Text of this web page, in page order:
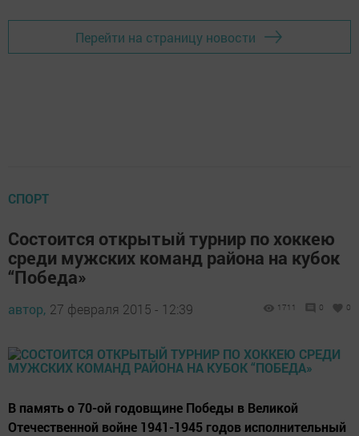
Перейти на страницу новости
СПОРТ
Состоится открытый турнир по хоккею
среди мужских команд района на кубок
“Победа»
автор, 27 февраля 2015 - 12:39 1711 0 0
В память о 70-ой годовщине Победы в Великой
Отечественной войне 1941-1945 годов исполнительный